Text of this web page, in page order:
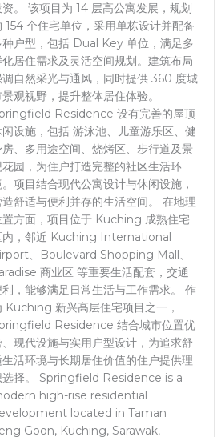
。 该项目为 14 层高公寓发展，规划
154 个住宅单位，采用单栋设计并配备
种户型，包括 Dual Key 单位，满足多
居住需求及灵活空间规划。建筑布局
调自然采光与通风，同时提供 360 度城
观视野，提升整体居住体验。
Residence 设有完善的屋顶
闲设施，包括 游泳池、儿童游乐区、健
、多用途空间、烧烤区、步行道及景
花园，为住户打造完整的社区生活环
项目结合现代公寓设计与休闲设施，
造舒适与便利并存的生活空间。 在地理
置方面，项目位于 Kuching 成熟住宅
内，邻近 Kuching International
、Boulevard Shopping Mall、
商业区 等重要生活配套，交通
利，能够满足日常生活与工作需求。 作
Kuching 新兴高层住宅项目之一，
Residence 结合城市位置优
现代设施与实用户型设计，为追求舒
活环境与长期居住价值的住户提供理
选择。 Springfield Residence is a
high-rise residential
located in Taman
Goon, Kuching, Sarawak,